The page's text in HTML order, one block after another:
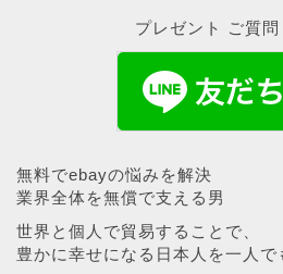
プレゼント ご質問
無料でebayの悩みを解決
業界全体を無償で支える男
世界と個人で貿易することで、
豊かに幸せになる日本人を一人で